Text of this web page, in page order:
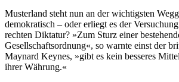
Musterland steht nun an der wichtigsten
demokratisch – oder erliegt es der
rechten Diktatur? »Zum Sturz einer
Gesellschaftsordnung«, so warnte einst der
Maynard Keynes, »gibt es kein besseres
ihrer Währung.«